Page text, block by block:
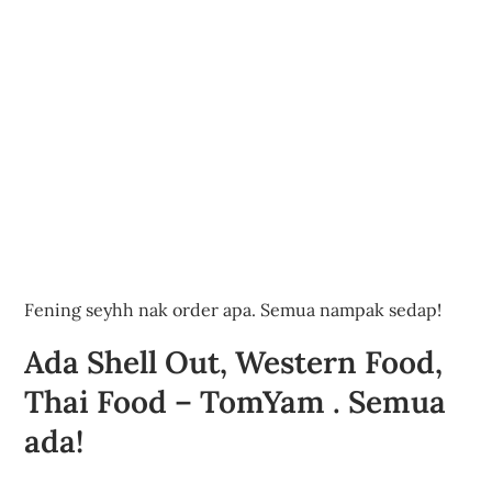
Fening seyhh nak order apa. Semua nampak sedap!
Ada Shell Out, Western Food,
Thai Food – TomYam . Semua
ada!